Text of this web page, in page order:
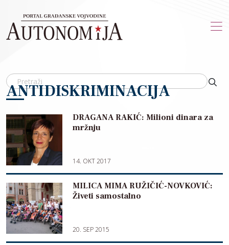
ANTIDISKRIMINACIJA
DRAGANA RAKIĆ: Milioni dinara za
mržnju
14. OKT 2017
MILICA MIMA RUŽIČIĆ-NOVKOVIĆ:
Živeti samostalno
20. SEP 2015